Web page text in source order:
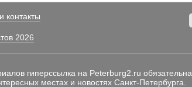
контакты
2026
гиперссылка на Peterburg2.ru обязательна.
местах и новостях Санкт-Петербурга.